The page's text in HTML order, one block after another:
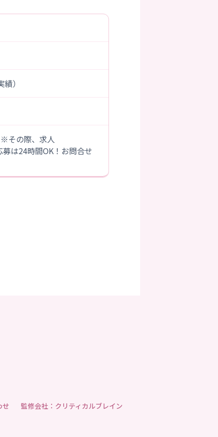
）
その際、求人
は24時間OK！お問合せ
せ 監修会社：クリティカルブレイン